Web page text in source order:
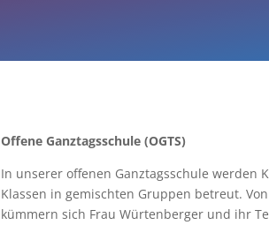
Offene Ganztagsschule (OGTS)
In unserer offenen Ganztagsschule werden
Klassen in gemischten Gruppen betreut.
kümmern sich Frau Würtenberger und ihr